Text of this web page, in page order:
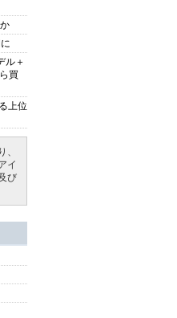
ル＋
買
上位
、
イ
び